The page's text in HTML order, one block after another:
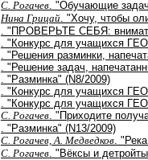
С. Рогачев . "Обучающие
Нина Грицай . "Хочу, чтобы
. "ПРОВЕРЬТЕ СЕБЯ:
. "Конкурс для учащихся
. "Решения разминки,
. "Решение задач,
. "Разминка" (N8/2009)
. "Конкурс для учащихся
. "Конкурс для учащихся
С. Рогачев . "Приходите
. "Разминка" (N13/2009)
С. Рогачев, А. Медведков .
С. Рогачев . "Вёксы и